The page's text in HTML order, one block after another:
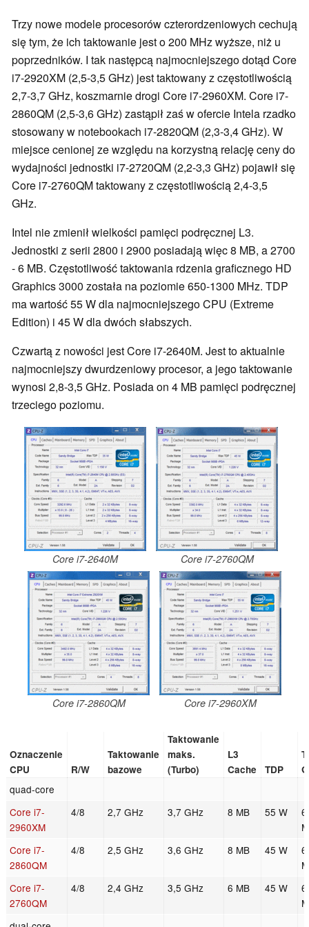
Trzy nowe modele procesorów czterordzeniowych cechują
się tym, że ich taktowanie jest o 200 MHz wyższe, niż u
poprzedników. I tak następcą najmocniejszego dotąd Core
i7-2920XM (2,5-3,5 GHz) jest taktowany z częstotliwością
2,7-3,7 GHz, koszmarnie drogi Core i7-2960XM. Core i7-
2860QM (2,5-3,6 GHz) zastąpił zaś w ofercie Intela rzadko
stosowany w notebookach i7-2820QM (2,3-3,4 GHz). W
miejsce cenionej ze względu na korzystną relację ceny do
wydajności jednostki i7-2720QM (2,2-3,3 GHz) pojawił się
Core i7-2760QM taktowany z częstotliwością 2,4-3,5
GHz.
Intel nie zmienił wielkości pamięci podręcznej L3.
Jednostki z serii 2800 i 2900 posiadają więc 8 MB, a 2700
- 6 MB. Częstotliwość taktowania rdzenia graficznego HD
Graphics 3000 została na poziomie 650-1300 MHz. TDP
ma wartość 55 W dla najmocniejszego CPU (Extreme
Edition) i 45 W dla dwóch słabszych.
Czwartą z nowości jest Core i7-2640M. Jest to aktualnie
najmocniejszy dwurdzeniowy procesor, a jego taktowanie
wynosi 2,8-3,5 GHz. Posiada on 4 MB pamięci podręcznej
trzeciego poziomu.
Core i7-2640M Core i7-2760QM
Core i7-2860QM Core i7-2960XM
Oznaczenie
CPU
R/W
Taktowanie
bazowe
Taktowanie
maks.
(Turbo)
L3
Cache
TDP
quad-core
Core i7-
2960XM
4/8 2,7 GHz 3,7 GHz 8 MB 55 W
Core i7-
2860QM
4/8 2,5 GHz 3,6 GHz 8 MB 45 W
Core i7-
2760QM
4/8 2,4 GHz 3,5 GHz 6 MB 45 W